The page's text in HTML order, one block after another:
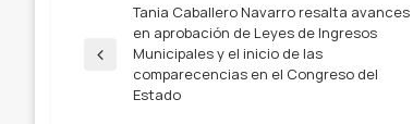
Navegación
de
Entrada
anterior
Tania Caballero Navarro resalta avances
en aprobación de Leyes de Ingresos
Municipales y el inicio de las
comparecencias en el Congreso del
Estado